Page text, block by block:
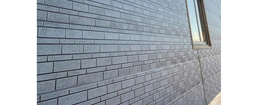
Tấm Panel Ốp Tường Cách Nhiệt, Chống Ẩm – Có
Sẵn Tại Đà Nẵng